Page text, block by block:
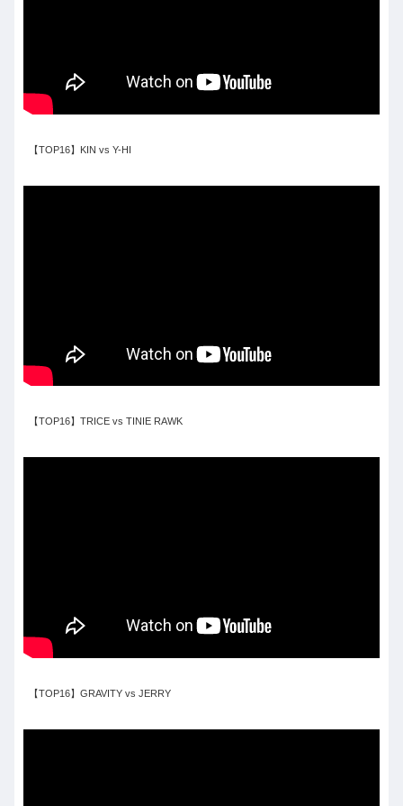
【TOP16】KIN vs Y-HI
【TOP16】TRICE vs TINIE RAWK
【TOP16】GRAVITY vs JERRY